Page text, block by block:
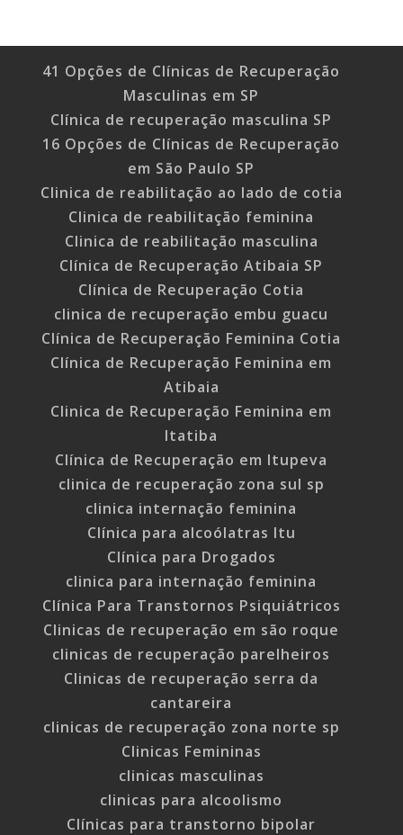
41 Opções de Clínicas de Recuperação
Masculinas em SP
Clínica de recuperação masculina SP
16 Opções de Clínicas de Recuperação
em São Paulo SP
Clinica de reabilitação ao lado de cotia
Clinica de reabilitação feminina
Clinica de reabilitação masculina
Clínica de Recuperação Atibaia SP
Clínica de Recuperação Cotia
clinica de recuperação embu guacu
Clínica de Recuperação Feminina Cotia
Clínica de Recuperação Feminina em
Atibaia
Clinica de Recuperação Feminina em
Itatiba
Clínica de Recuperação em Itupeva
clinica de recuperação zona sul sp
clinica internação feminina
Clínica para alcoólatras Itu
Clínica para Drogados
clinica para internação feminina
Clínica Para Transtornos Psiquiátricos
Clinicas de recuperação em são roque
clinicas de recuperação parelheiros
Clinicas de recuperação serra da
cantareira
clinicas de recuperação zona norte sp
Clinicas Femininas
clinicas masculinas
clinicas para alcoolismo
Clínicas para transtorno bipolar